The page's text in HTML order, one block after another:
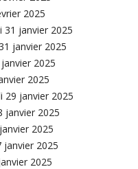
2025
31 janvier 2025
janvier 2025
2025
2025
29 janvier 2025
janvier 2025
2025
janvier 2025
2025